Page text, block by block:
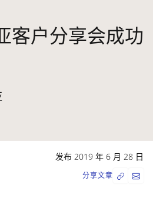
客户分享会成功
发布 2019 年 6 月 28 日
分享文章